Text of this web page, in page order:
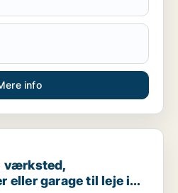
info
produktionslokaler eller
værksted,
eller garage til leje i